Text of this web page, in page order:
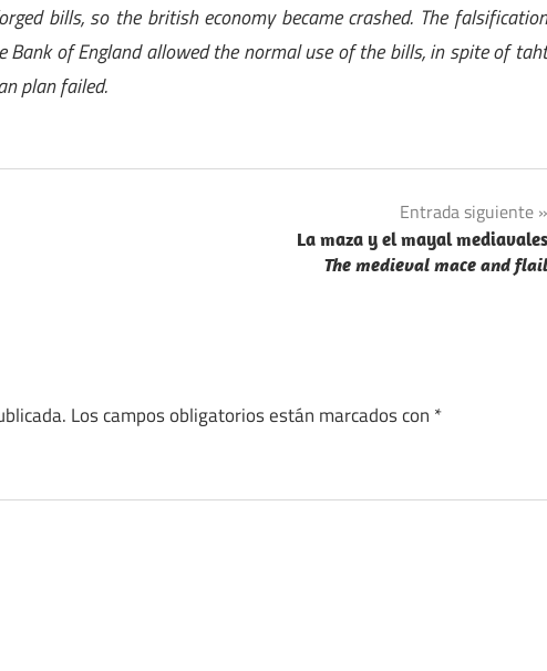
bills, so the british economy became crashed. The falsification
Bank of England allowed the normal use of the bills, in spite of taht
plan failed.
Entrada siguiente
La maza y el mayal mediavales
The medieval mace and flail
Los campos obligatorios están marcados con *